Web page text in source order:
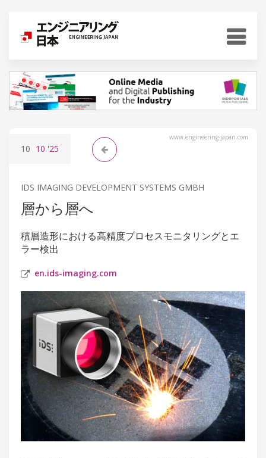
www.engineering-japan.com
10 10 '25
IDS IMAGING DEVELOPMENT SYSTEMS GMBH
層から層へ
積層造形における高精度プロセスモニタリングとエ
ラー検出
en.ids-imaging.com